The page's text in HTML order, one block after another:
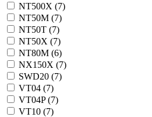
NT500X (7)
NT50M (7)
NT50T (7)
NT50X (7)
NT80M (6)
NX150X (7)
SWD20 (7)
VT04 (7)
VT04P (7)
VT10 (7)